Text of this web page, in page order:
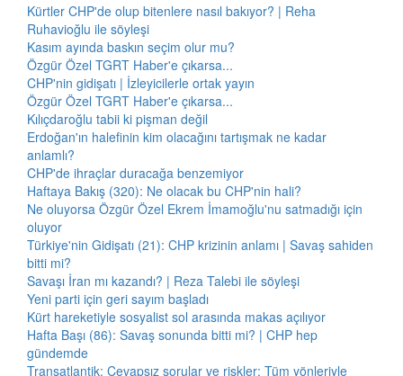
Kürtler CHP'de olup bitenlere nasıl bakıyor? | Reha
Ruhavioğlu ile söyleşi
Kasım ayında baskın seçim olur mu?
Özgür Özel TGRT Haber'e çıkarsa...
CHP'nin gidişatı | İzleyicilerle ortak yayın
Özgür Özel TGRT Haber'e çıkarsa...
Kılıçdaroğlu tabii ki pişman değil
Erdoğan'ın halefinin kim olacağını tartışmak ne kadar
anlamlı?
CHP'de ihraçlar duracağa benzemiyor
Haftaya Bakış (320): Ne olacak bu CHP'nin hali?
Ne oluyorsa Özgür Özel Ekrem İmamoğlu'nu satmadığı için
oluyor
Türkiye'nin Gidişatı (21): CHP krizinin anlamı | Savaş sahiden
bitti mi?
Savaşı İran mı kazandı? | Reza Talebi ile söyleşi
Yeni parti için geri sayım başladı
Kürt hareketiyle sosyalist sol arasında makas açılıyor
Hafta Başı (86): Savaş sonunda bitti mi? | CHP hep
gündemde
Transatlantik: Cevapsız sorular ve riskler: Tüm yönleriyle